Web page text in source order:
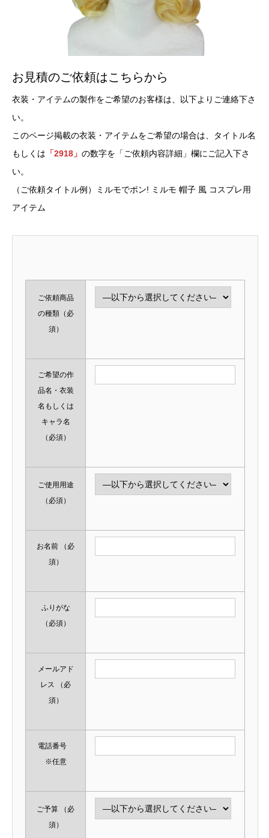
お見積のご依頼はこちらから
衣装・アイテムの製作をご希望のお客様は、以下よりご連絡下さ
い。
このページ掲載の衣装・アイテムをご希望の場合は、タイトル名
もしくは 「2918」 の数字を「ご依頼内容詳細」欄にご記入下さ
い。
（ご依頼タイトル例）ミルモでポン! ミルモ 帽子 風 コスプレ用
アイテム
ご依頼商品
の種類（必
須）
ご希望の作
品名・衣装
名もしくは
キャラ名
（必須）
ご使用用途
（必須）
お名前
（必
須）
ふりがな
（必須）
メールアド
レス
（必
須）
電話番号
※任意
ご予算
（必
須）